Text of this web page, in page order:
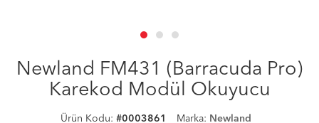
Newland FM431 (Barracuda Pro)
Karekod Modül Okuyucu
Ürün Kodu: #0003861 Marka: Newland